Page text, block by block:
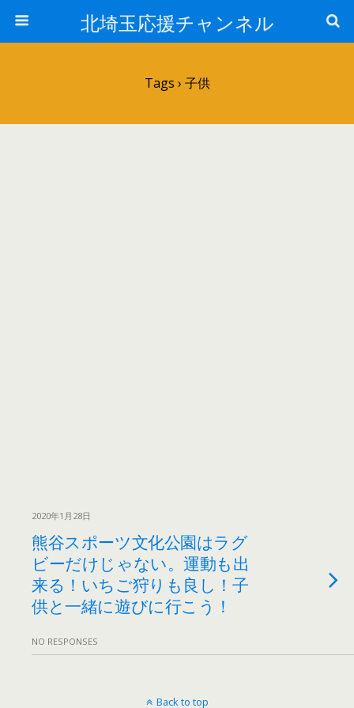
北埼玉応援チャンネル
Tags › 子供
2020年1月28日
熊谷スポーツ文化公園はラグ
ビーだけじゃない。運動も出
来る！いちご狩りも良し！子
供と一緒に遊びに行こう！
NO RESPONSES
Back to top